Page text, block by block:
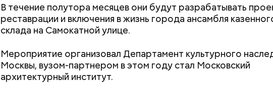
В течение полутора месяцев они будут разрабатывать
реставрации и включения в жизнь города ансамбля
склада на Самокатной улице.
Мероприятие организовал Департамент культурного
Москвы, вузом-партнером в этом году стал Московский
архитектурный институт.